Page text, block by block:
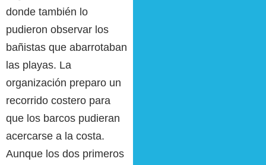
donde también lo
pudieron observar los
bañistas que abarrotaban
las playas. La
organización preparo un
recorrido costero para
que los barcos pudieran
acercarse a la costa.
Aunque los dos primeros